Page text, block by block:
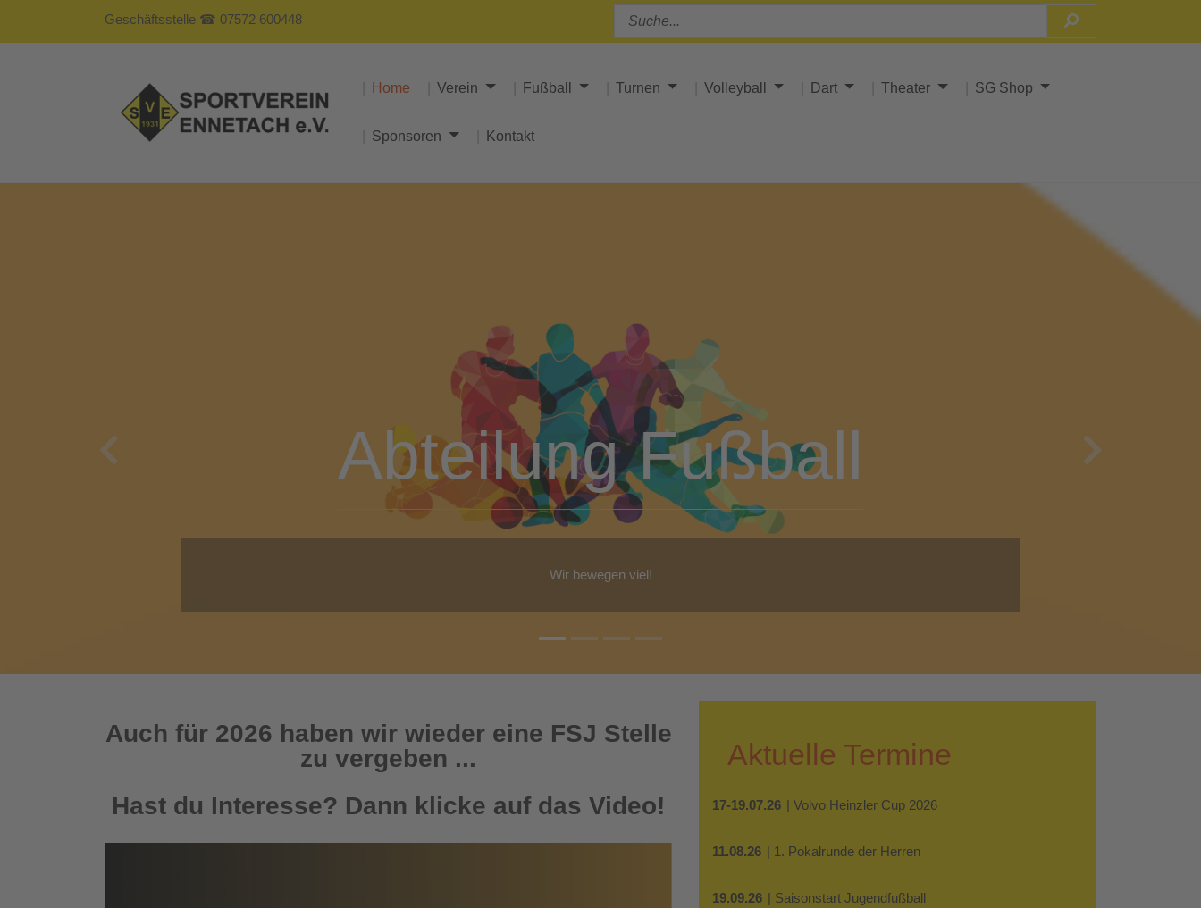
Geschäftsstelle ☎ 07572 600448
Home Verein Fußball Turnen Volleyball Dart Theater SG Shop
Sponsoren Kontakt
Abteilung Turnen
Ob Yoga, Step-Aerobic, Gymnastik, Walking - für jeden ist etwas dabei!
Previous
Auch für 2026 haben wir wieder eine FSJ Stelle
zu vergeben ...
Hast du Interesse? Dann klicke auf das Video!
Aktuelle Termine
17-19.07.26 | Volvo Heinzler Cup 2026
11.08.26 | 1. Pokalrunde der Herren
19.09.26 | Saisonstart Jugendfußball